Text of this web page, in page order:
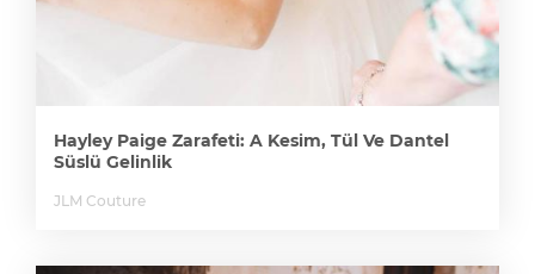
Hayley Paige Zarafeti: A Kesim, Tül Ve Dantel
Süslü Gelinlik
JLM Couture